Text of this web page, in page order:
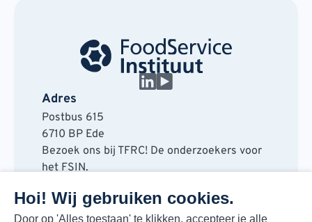
Hoi! Wij gebruiken cookies.
Door op 'Alles toestaan' te klikken, accepteer je alle
Adres
Postbus 615
6710 BP Ede
Bezoek ons bij TFRC! De onderzoekers voor
het FSIN.
6717 LT Ede